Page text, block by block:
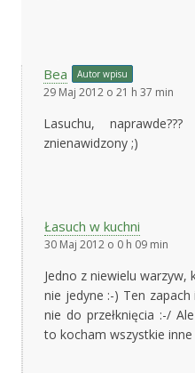
Bea Autor wpisu
29 Maj 2012 o 21 h 37 min
Lasuchu,
znienawidzony ;)
Łasuch w kuchni
30 Maj 2012 o 0 h 09 min
Jedno z niewielu
nie jedyne :-) Ten
nie do przełknięcia :-/
to kocham wszystkie